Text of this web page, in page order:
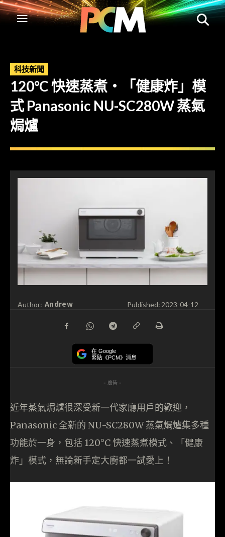
科技新聞
120°C 快速蒸煮・「健康炸」模
式 Panasonic NU-SC280W 蒸氣
焗爐
Author: Andrew Published: 2023-04-12
在 Google
緊貼《PCM》消息
- 廣告 -
近年蒸氣焗爐很深受新一代家廳用戶的歡迎，
Panasonic 全新的 NU-SC280W 蒸氣焗爐集多種
功能於一身，包括 120°C 快速蒸煮模式、「健康
炸」模式，無論新手定大廚都一試愛上！